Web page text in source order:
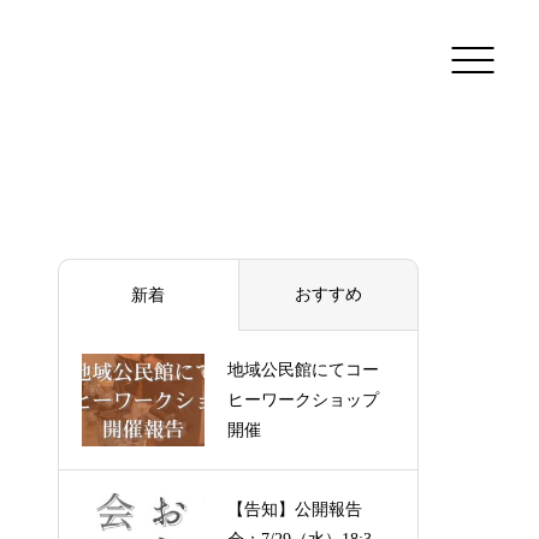
新着 おすすめ
地域公民館にてコー
ヒーワークショップ
開催
【告知】公開報告